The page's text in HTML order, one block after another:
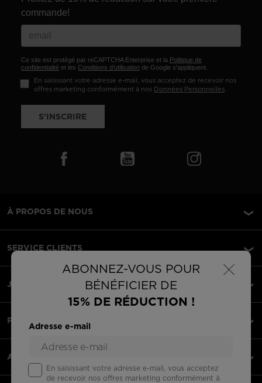
×
ABONNEZ-VOUS POUR
BÉNÉFICIER DE
15% DE RÉDUCTION !
Adresse e-mail
En saisissant votre adresse e-mail, vous acceptez
de recevoir nos offres marketing conformément à
commande!
Ce site est protégé par reCAPTCHA Enterprise et la Politique de
confidentialité et les Conditions d'utilisation de Google s'appliquent.
En saisissant votre adresse e-mail, vous acceptez de recevoir nos
offres marketing conformément à nos Données Personnelles.
S'INSCRIRE
À PROPOS DE NOUS
SERVICE CLIENTS
JURIDIQUE
PAIEMENTS ACCEPTÉS
APPLI